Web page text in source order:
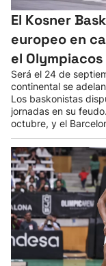
Balonmano
Kirolak 360
Atletismo
Carreras de
Más deportes
"Helmuga"
El Kosner
europeo en
el Olympiacos
Será el 24 de
continental se
Los baskonistas
jornadas en su
octubre, y el